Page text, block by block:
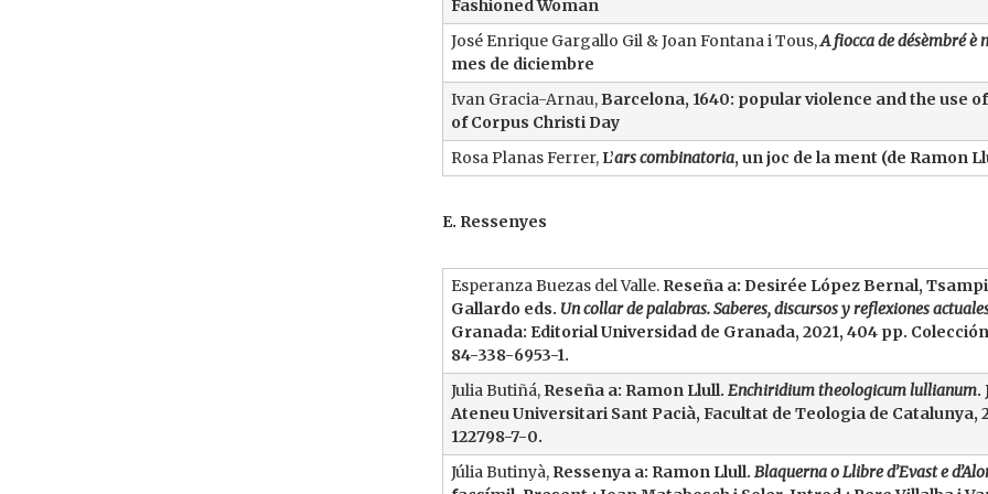
Fashioned Woman
José Enrique Gargallo Gil & Joan Fontana i Tous,A fiocca de désèmbré è
mes de diciembre
Ivan Gracia-Arnau, Barcelona, 1640: popular violence and the use
of Corpus Christi Day
Rosa Planas Ferrer, L’ars combinatoria, un joc de la ment (de Ramon
E. Ressenyes
Esperanza Buezas del Valle. Reseña a: Desirée López Bernal,
Gallardo eds. Un collar de palabras. Saberes, discursos y reflexiones
Granada: Editorial Universidad de Granada, 2021, 404 pp.
84-338-6953-1.
Julia Butiñá, Reseña a: Ramon Llull. Enchiridium theologicum lullianum.
Ateneu Universitari Sant Pacià, Facultat de Teologia de Catalunya,
122798-7-0.
Júlia Butinyà, Ressenya a: Ramon Llull. Blaquerna o Llibre d’Evast e